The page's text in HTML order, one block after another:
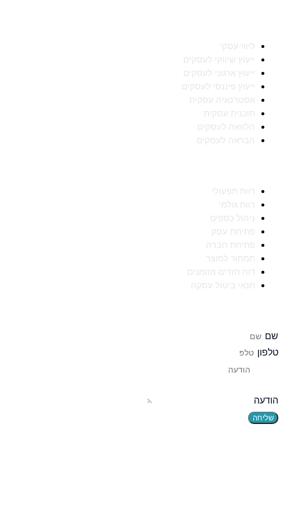
ליווי עסקי
ייעוץ שיווקי לעסקים
ייעוץ ארגוני לעסקים
ייעוץ פיננסי לעסקים
אסטרטגיה עסקית
תוכנית עסקית
הלוואה לעסקים
הבראה לעסקים
רווח תפעולי
רווח גולמי
ניהול כספים
פתיחת עסק
פתיחת חברה
תמחור למוצר
דוח תזרים מזומנים
תנאי ביטול עסקה
שם
טלפון
הודעה
שליחה